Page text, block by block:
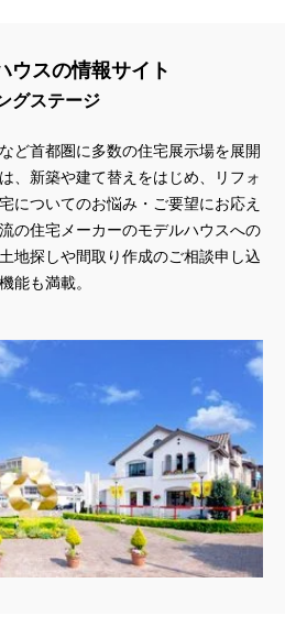
ウスの情報サイト
グステージ
など首都圏に多数の住宅展示場を展開
、新築や建て替えをはじめ、リフォ
についてのお悩み・ご要望にお応え
の住宅メーカーのモデルハウスへの
地探しや間取り作成のご相談申し込
能も満載。